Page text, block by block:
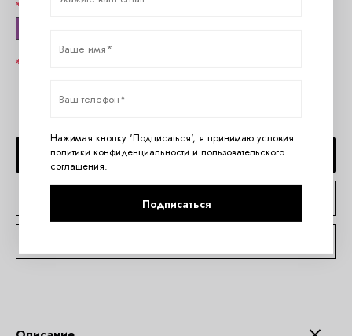
ДОБАВИТЬ В КОРЗИНУ
КУПИТЬ В 1 КЛИК
Нажимая кнопку 'Подписаться', я принимаю условия
политики конфиденциальности и пользовательского
соглашения.
Подписаться